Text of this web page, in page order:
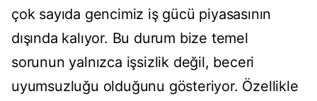
çok sayıda gencimiz iş gücü piyasasının
dışında kalıyor. Bu durum bize temel
sorunun yalnızca işsizlik değil, beceri
uyumsuzluğu olduğunu gösteriyor. Özellikle